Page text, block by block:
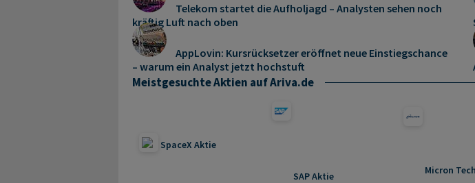
Telekom startet die Aufholjagd – Analysten sehen noch
kräftig Luft nach oben
AppLovin: Kursrücksetzer eröffnet neue Einstiegschance
– warum ein Analyst jetzt hochstuft
Meistgesuchte Aktien auf Ariva.de
SpaceX Aktie
SAP Aktie Micron